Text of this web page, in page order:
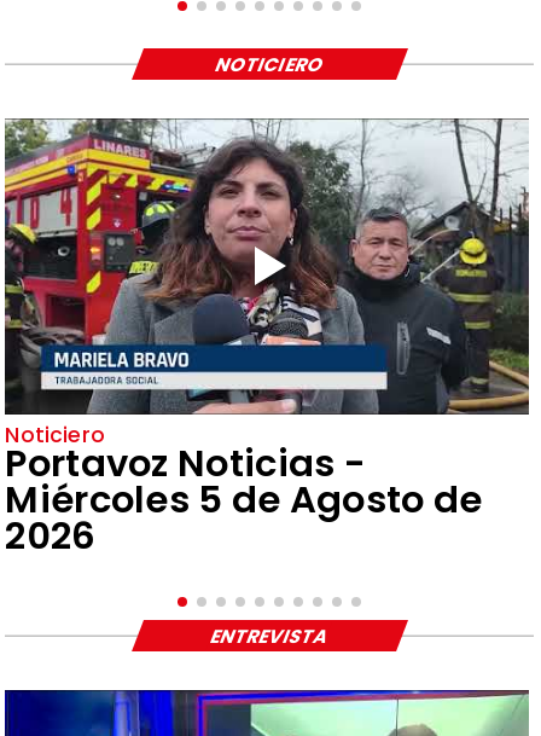
Noticiero
Portavoz Noticias -
Miércoles 5 de Agosto de
2026
NOTICIERO
ENTREVISTA